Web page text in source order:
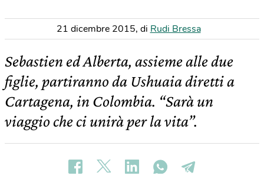
21 dicembre 2015, di Rudi Bressa
Sebastien ed Alberta, assieme alle due
figlie, partiranno da Ushuaia diretti a
Cartagena, in Colombia. “Sarà un
viaggio che ci unirà per la vita”.